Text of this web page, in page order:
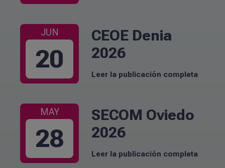
JUN
20
CEOE Denia
2026
Leer la publicación completa
MAY
28
SECOM Oviedo
2026
Leer la publicación completa